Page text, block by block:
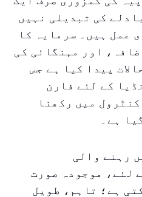
کی تبدیلی نہیں
عمل ہیں۔ سرمایہ کا
اور مہنگائی کی
پیدا کیا ہے جس
کے لئے فارن
میں رکھنا
ہے۔
رہنے والی
لئے، موجودہ صورت
ہے؛ تاہم، طویل